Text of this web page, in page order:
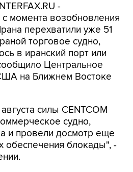
-
момента возобновления
перехватили уже 51
торговое судно,
в иранский порт или
Центральное
на Ближнем Востоке
силы CENTCOM
судно,
и провели досмотр еще
обеспечения блокады", -